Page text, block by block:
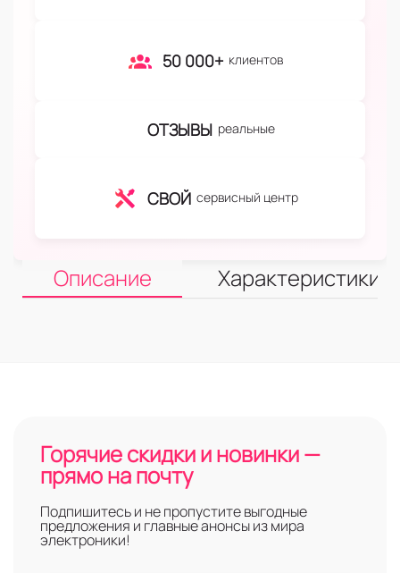
50 000+ клиентов
ОТЗЫВЫ реальные
СВОЙ сервисный центр
Описание Характеристики
Горячие скидки и новинки —
прямо на почту
Подпишитесь и не пропустите выгодные
предложения и главные анонсы из мира
электроники!